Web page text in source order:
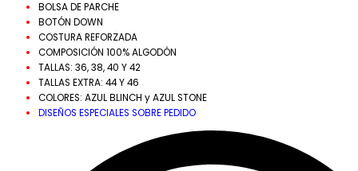
BOLSA DE PARCHE
BOTÓN DOWN
COSTURA REFORZADA
COMPOSICIÓN 100% ALGODÓN
TALLAS: 36, 38, 40 Y 42
TALLAS EXTRA: 44 Y 46
COLORES: AZUL BLINCH y AZUL STONE
DISEÑOS ESPECIALES SOBRE PEDIDO